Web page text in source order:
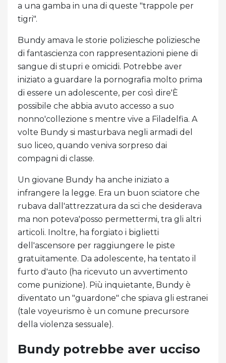
a una gamba in una di queste "trappole per
tigri".
Bundy amava le storie poliziesche poliziesche
di fantascienza con rappresentazioni piene di
sangue di stupri e omicidi. Potrebbe aver
iniziato a guardare la pornografia molto prima
di essere un adolescente, per così dire'È
possibile che abbia avuto accesso a suo
nonno'collezione s mentre vive a Filadelfia. A
volte Bundy si masturbava negli armadi del
suo liceo, quando veniva sorpreso dai
compagni di classe.
Un giovane Bundy ha anche iniziato a
infrangere la legge. Era un buon sciatore che
rubava dall'attrezzatura da sci che desiderava
ma non poteva'posso permettermi, tra gli altri
articoli. Inoltre, ha forgiato i biglietti
dell'ascensore per raggiungere le piste
gratuitamente. Da adolescente, ha tentato il
furto d'auto (ha ricevuto un avvertimento
come punizione). Più inquietante, Bundy è
diventato un "guardone" che spiava gli estranei
(tale voyeurismo è un comune precursore
della violenza sessuale).
Bundy potrebbe aver ucciso